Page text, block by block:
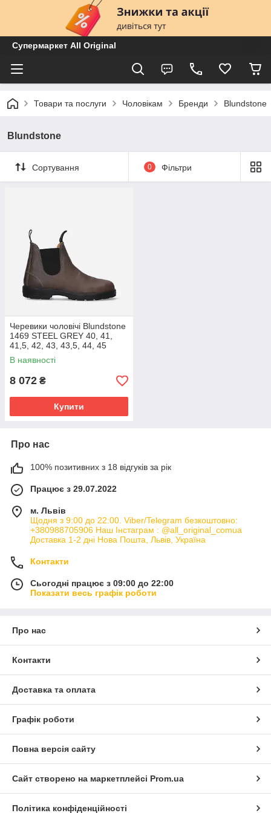
Супермаркет All Original
Товари та послуги Чоловікам Бренди Blundstone
Blundstone
Сортування 0 Фільтри
Черевики чоловічі Blundstone
1469 STEEL GREY 40, 41,
41,5, 42, 43, 43,5, 44, 45
В наявності
8 072 ₴
Купити
Про нас
100% позитивних з 18 відгуків за рік
Працює з 29.07.2022
м. Львів
Щодня з 9:00 до 22:00. Viber/Telegram безкоштовно:
+380988705906 Наш Інстаграм : @all_original_comua
Доставка 1-2 дні Нова Пошта, Львів, Україна
Контакти
Сьогодні працює з 09:00 до 22:00
Показати весь графік роботи
Про нас
Контакти
Доставка та оплата
Графік роботи
Повна версія сайту
Сайт створено на маркетплейсі Prom.ua
Політика конфіденційності